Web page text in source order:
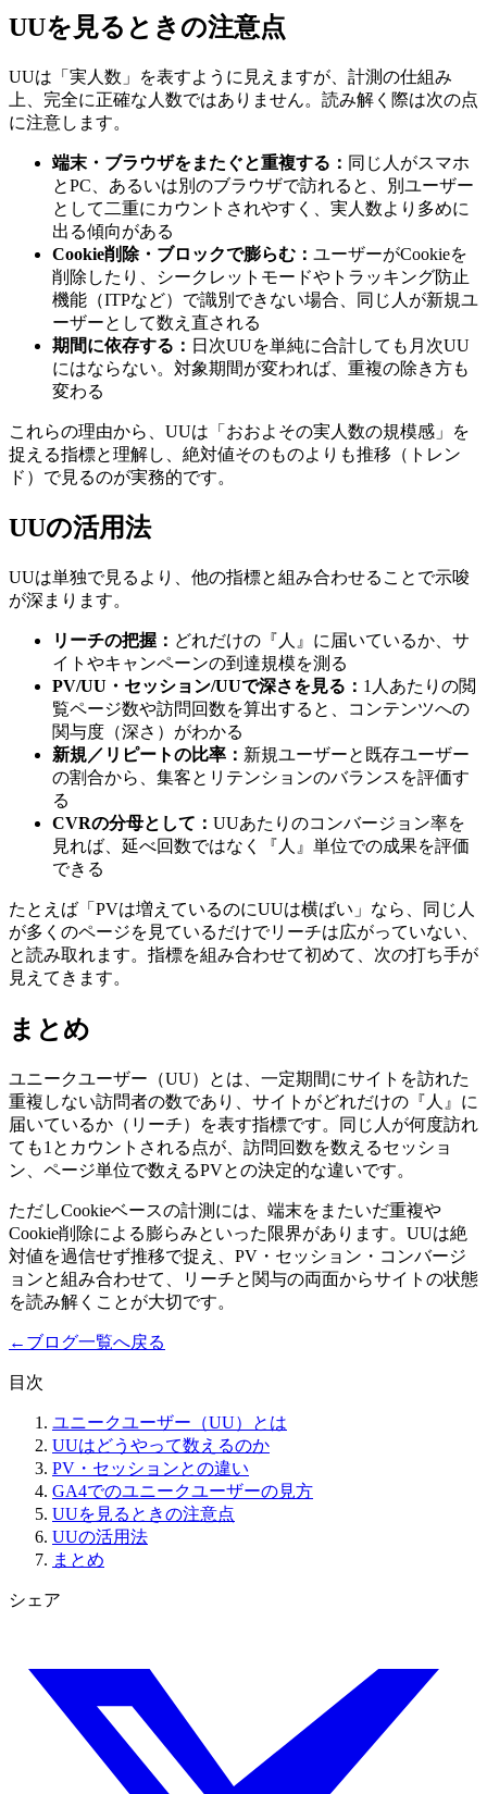
UUを見るときの注意点
UUは「実人数」を表すように見えますが、計測の仕組み
上、完全に正確な人数ではありません。読み解く際は次の点
に注意します。
端末・ブラウザをまたぐと重複する： 同じ人がスマホ
とPC、あるいは別のブラウザで訪れると、別ユーザー
として二重にカウントされやすく、実人数より多めに
出る傾向がある
Cookie削除・ブロックで膨らむ： ユーザーがCookieを
削除したり、シークレットモードやトラッキング防止
機能（ITPなど）で識別できない場合、同じ人が新規ユ
ーザーとして数え直される
期間に依存する： 日次UUを単純に合計しても月次UU
にはならない。対象期間が変われば、重複の除き方も
変わる
これらの理由から、UUは「おおよその実人数の規模感」を
捉える指標と理解し、絶対値そのものよりも推移（トレン
ド）で見るのが実務的です。
UUの活用法
UUは単独で見るより、他の指標と組み合わせることで示唆
が深まります。
リーチの把握： どれだけの『人』に届いているか、サ
イトやキャンペーンの到達規模を測る
PV/UU・セッション/UUで深さを見る： 1人あたりの閲
覧ページ数や訪問回数を算出すると、コンテンツへの
関与度（深さ）がわかる
新規／リピートの比率： 新規ユーザーと既存ユーザー
の割合から、集客とリテンションのバランスを評価す
る
CVRの分母として： UUあたりのコンバージョン率を
見れば、延べ回数ではなく『人』単位での成果を評価
できる
たとえば「PVは増えているのにUUは横ばい」なら、同じ人
が多くのページを見ているだけでリーチは広がっていない、
と読み取れます。指標を組み合わせて初めて、次の打ち手が
見えてきます。
まとめ
ユニークユーザー（UU）とは、一定期間にサイトを訪れた
重複しない訪問者の数であり、サイトがどれだけの『人』に
届いているか（リーチ）を表す指標です。同じ人が何度訪れ
ても1とカウントされる点が、訪問回数を数えるセッショ
ン、ページ単位で数えるPVとの決定的な違いです。
ただしCookieベースの計測には、端末をまたいだ重複や
Cookie削除による膨らみといった限界があります。UUは絶
対値を過信せず推移で捉え、PV・セッション・コンバージ
ョンと組み合わせて、リーチと関与の両面からサイトの状態
を読み解くことが大切です。
← ブログ一覧へ戻る
目次
ユニークユーザー（UU）とは
UUはどうやって数えるのか
PV・セッションとの違い
GA4でのユニークユーザーの見方
UUを見るときの注意点
UUの活用法
まとめ
シェア